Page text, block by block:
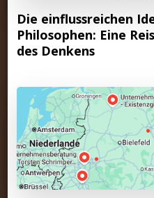
Die einflussreichen
Philosophen: Eine
des Denkens